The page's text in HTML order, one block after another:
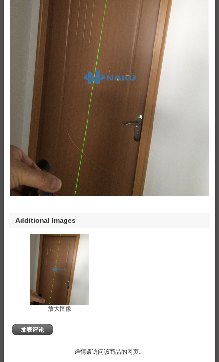
Additional Images
放大图像
发表评论
详情请访问该商品的网页。